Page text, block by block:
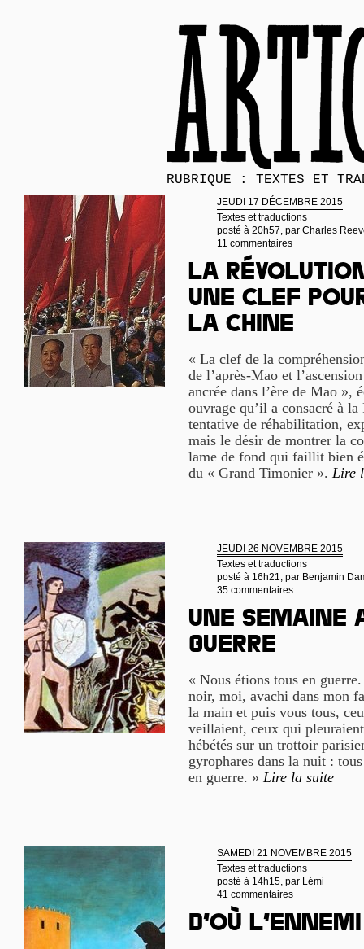
RUBRIQUE : TEXTES ET
JEUDI 17 DÉCEMBRE 2015
Textes et traductions
posté à 20h57, par Charles
11 commentaires
La
une clef
la Chine
« La clef de la
de l’après-Mao et
ancrée dans l’ère de Mao »,
ouvrage qu’il a consacré à
tentative de réhabilitation,
mais le désir de montrer la
lame de fond qui faillit bien
du « Grand Timonier ». Lire
JEUDI 26 NOVEMBRE 2015
Textes et traductions
posté à 16h21, par Benjamin
35 commentaires
Une semaine
guerre
« Nous étions tous en
noir, moi, avachi dans mon
la main et puis vous tous,
veillaient, ceux qui
hébétés sur un trottoir
gyrophares dans la nuit :
en guerre. » Lire la suite
SAMEDI 21 NOVEMBRE 2015
Textes et traductions
posté à 14h15, par Lémi
41 commentaires
D’où